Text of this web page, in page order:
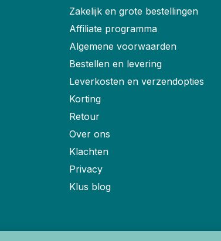
Zakelijk en grote bestellingen
Affiliate programma
Algemene voorwaarden
Bestellen en levering
Leverkosten en verzendopties
Korting
Retour
Over ons
Klachten
Privacy
Klus blog